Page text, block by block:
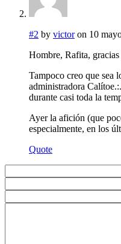
#2 by victoron 10
Hombre, Rafita,
Tampoco creo que sea
administradora
durante casi toda la
Ayer la afición (que
especialmente, en los
Quote